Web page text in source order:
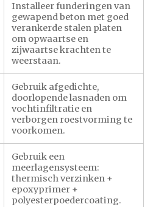
Installeer funderingen van
gewapend beton met goed
verankerde stalen platen
om opwaartse en
zijwaartse krachten te
weerstaan.
Gebruik afgedichte,
doorlopende lasnaden om
vochtinfiltratie en
verborgen roestvorming te
voorkomen.
Gebruik een
meerlagensysteem:
thermisch verzinken +
epoxyprimer +
polyesterpoedercoating.